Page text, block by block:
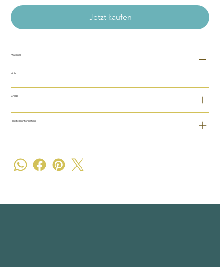
Jetzt kaufen
Material
Holz
Größe
Herstellerinformation